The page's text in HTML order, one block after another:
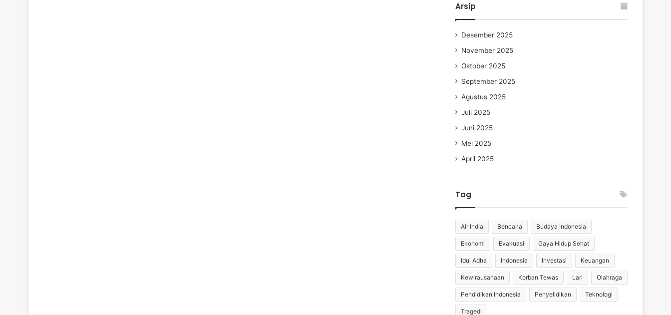
Arsip
Desember 2025
November 2025
Oktober 2025
September 2025
Agustus 2025
Juli 2025
Juni 2025
Mei 2025
April 2025
Tag
Air India Bencana Budaya Indonesia
Ekonomi Evakuasi Gaya Hidup Sehat
Idul Adha Indonesia Investasi Keuangan
Kewirausahaan Korban Tewas Lari Olahraga
Pendidikan Indonesia Penyelidikan Teknologi
Tragedi